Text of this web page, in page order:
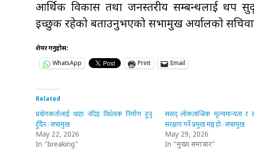
आर्थिक विकास तथा जनस्तरीय सम्बन्धलाई थप
इच्छुक रहेको बताउनुभएको सभामुख अर्यालको
शेयर गर्नुहोस:
WhatsApp
Print Email
Related
प्रयोगकर्तालाई थाहा नदिइ विधेयक निर्माण हुनु
हुँदैन : सभामुख
May 22, 2026
In "breaking"
संसद् लोकतान्त्रिक मूल्यमान्यता र
संरक्षण गर्ने प्रमुख मञ्च हो : सभामुख
May 29, 2026
In "मुख्य समाचार"